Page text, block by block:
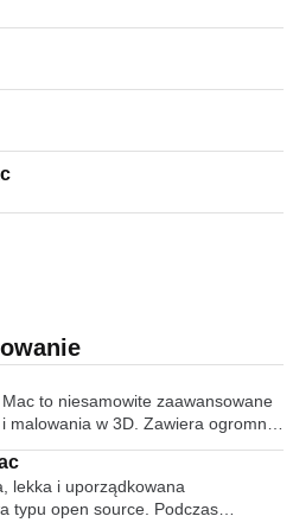
to niesamowite zaawansowane
malowania w 3D. Zawiera ogromną
do tworzenia niesamowitej
ZBrush na Maca
w naturalny sposób,
tworzenia oszałamiających dzieł
lekka i uporządkowana
typu open source. Podczas